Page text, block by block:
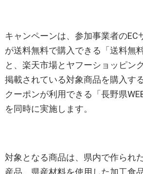
キャンペーンは、参加事業者のEC
が送料無料で購入できる「送料無
と、楽天市場とヤフーショッピン
掲載されている対象商品を購入す
クーポンが利用できる「長野県
を同時に実施します。
対象となる商品は、県内で作られ
産品、県産材料を使用した加工食